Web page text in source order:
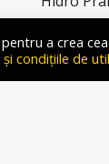
a crea
condițiile de